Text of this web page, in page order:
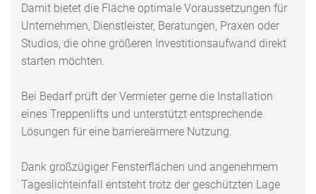
Damit bietet die Fläche optimale Voraussetzungen für
Unternehmen, Dienstleister, Beratungen, Praxen oder
Studios, die ohne größeren Investitionsaufwand direkt
starten möchten.
Bei Bedarf prüft der Vermieter gerne die Installation
eines Treppenlifts und unterstützt entsprechende
Lösungen für eine barriereärmere Nutzung.
Dank großzügiger Fensterflächen und angenehmem
Tageslichteinfall entsteht trotz der geschützten Lage